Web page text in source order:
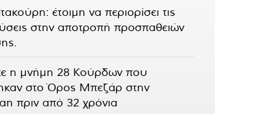
έτοιμη να περιορίσει τις
στην αποτροπή προσπαθειών
η μνήμη 28 Κούρδων που
στο Όρος Μπεζάρ στην
πριν από 32 χρόνια